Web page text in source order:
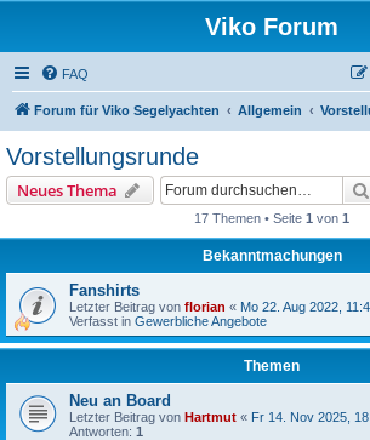
Viko Forum
FAQ
Forum für Viko Segelyachten Allgemein
Vorstellungsrunde
Neues Thema
17 Themen • Seite 1 von 1
Bekanntmachungen
Fanshirts
Letzter Beitrag von florian « Mo 22. Aug 2022,
Verfasst in Gewerbliche Angebote
Themen
Neu an Board
Letzter Beitrag von Hartmut « Fr 14. Nov 2025,
Antworten: 1